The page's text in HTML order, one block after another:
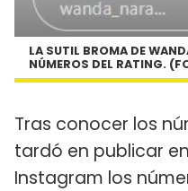
LA SUTIL BROMA DE
NÚMEROS DEL RATING.
Tras conocer los
tardó en publicar
Instagram los